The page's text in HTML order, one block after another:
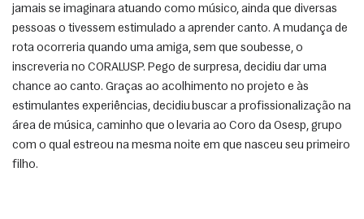
jamais se imaginara atuando como músico, ainda que diversas
pessoas o tivessem estimulado a aprender canto. A mudança de
rota ocorreria quando uma amiga, sem que soubesse, o
inscreveria no CORALUSP. Pego de surpresa, decidiu dar uma
chance ao canto. Graças ao acolhimento no projeto e às
estimulantes experiências, decidiu buscar a profissionalização na
área de música, caminho que o levaria ao Coro da Osesp, grupo
com o qual estreou na mesma noite em que nasceu seu primeiro
filho.